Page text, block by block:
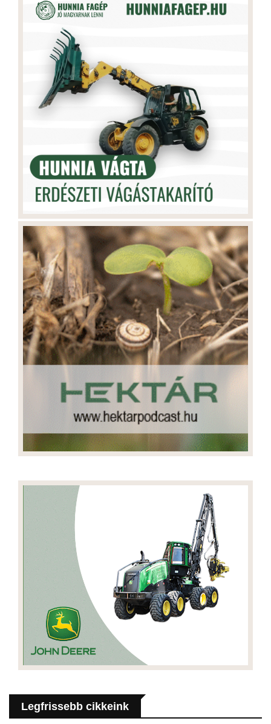
Legfrissebb cikkeink